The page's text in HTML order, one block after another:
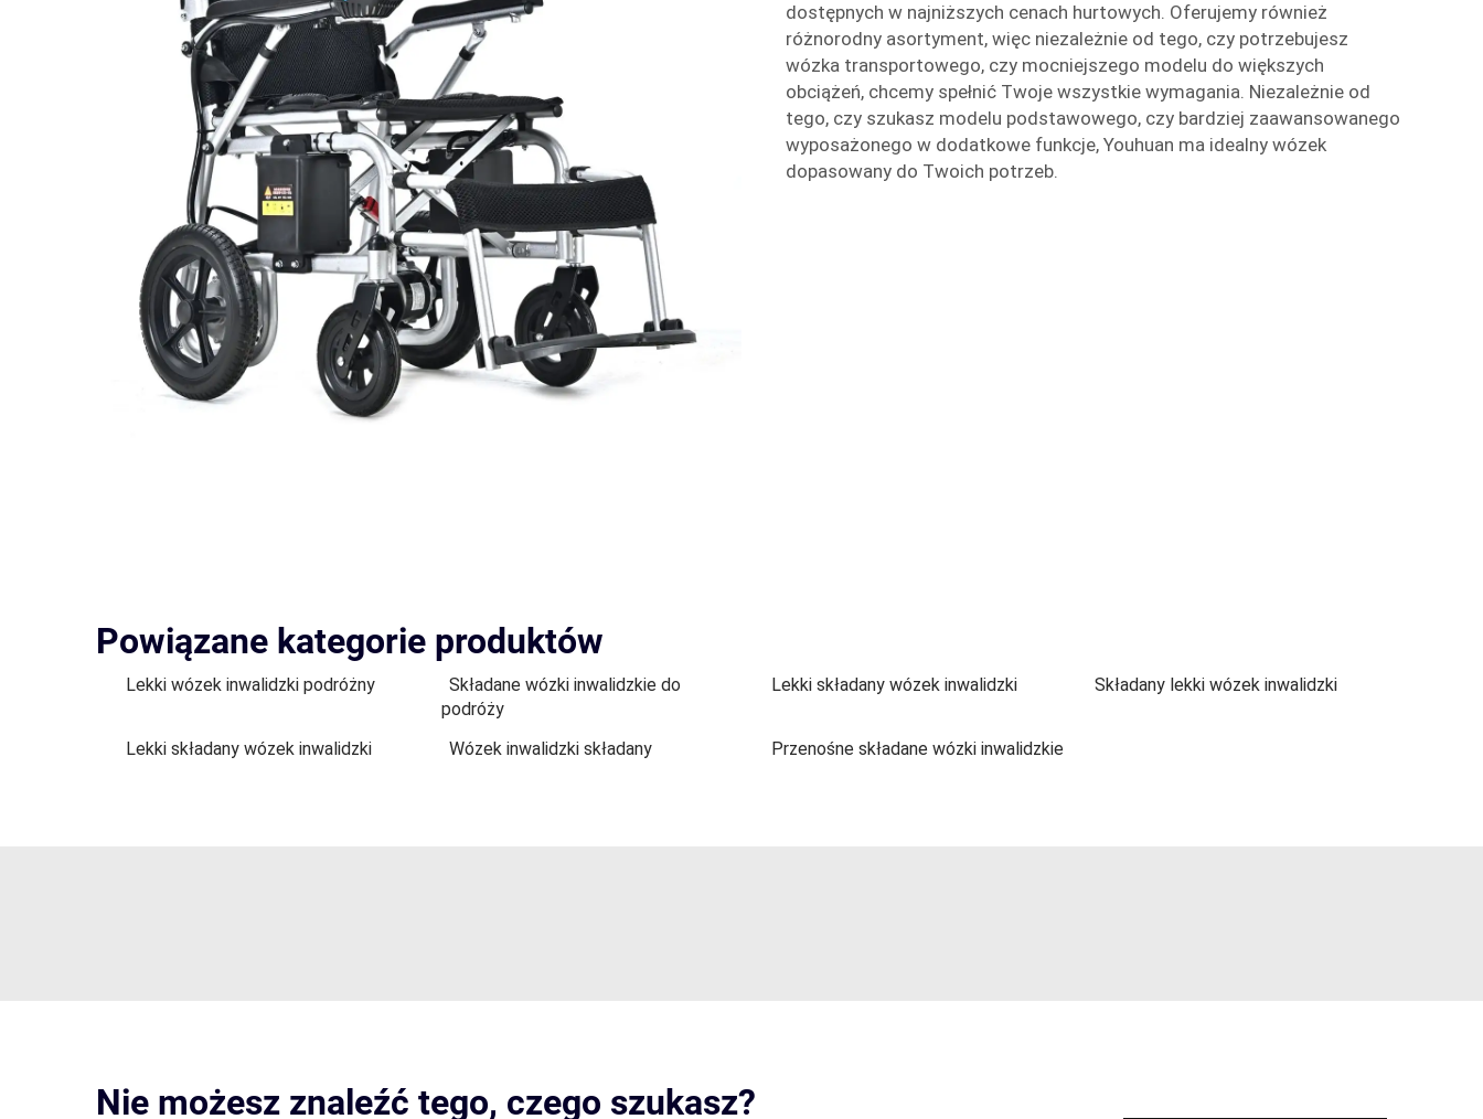
dostępnych w najniższych cenach hurtowych. Oferujemy również
różnorodny asortyment, więc niezależnie od tego, czy potrzebujesz
wózka transportowego, czy mocniejszego modelu do większych
obciążeń, chcemy spełnić Twoje wszystkie wymagania. Niezależnie od
tego, czy szukasz modelu podstawowego, czy bardziej zaawansowanego
wyposażonego w dodatkowe funkcje, Youhuan ma idealny wózek
dopasowany do Twoich potrzeb.
Powiązane kategorie produktów
Lekki wózek inwalidzki podróżny
Składane wózki inwalidzkie do
podróży
Lekki składany wózek inwalidzki Składany lekki wózek inwalidzki
Lekki składany wózek inwalidzki Wózek inwalidzki składany Przenośne składane wózki inwalidzkie
Nie możesz znaleźć tego, czego szukasz?